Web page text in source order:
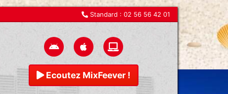
Standard : 02 56 56 42 01
Ecoutez MixFeever !